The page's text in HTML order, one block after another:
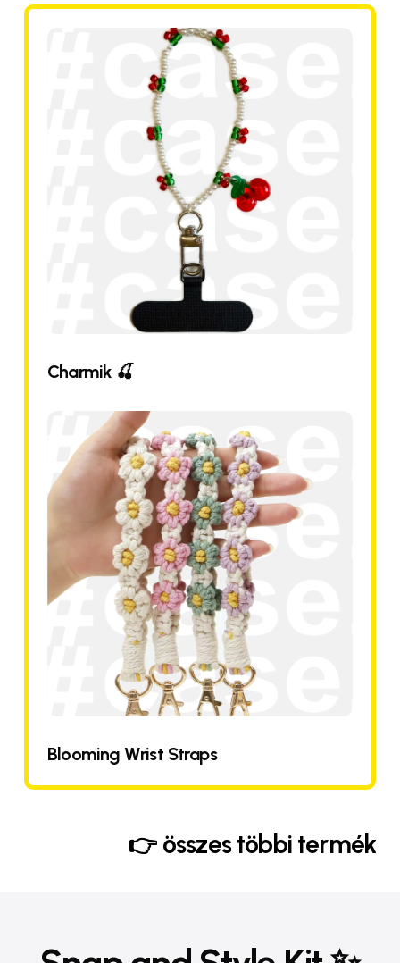
Charmik 🍒
Blooming Wrist Straps
👉 összes többi termék